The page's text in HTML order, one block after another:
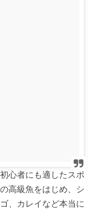
心者にも適したスポ
高級魚をはじめ、シ
、カレイなど本当に